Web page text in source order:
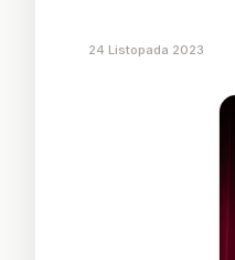
24 Listopada 2023